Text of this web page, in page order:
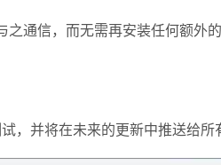
通信，而无需再安装任何额外
，并将在未来的更新中推送给所